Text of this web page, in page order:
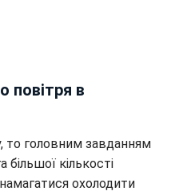
повітря в
головним завданням
кількості
охолодити